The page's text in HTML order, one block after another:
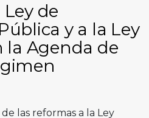
de
y a la Ley
la Agenda de
las reformas a la Ley